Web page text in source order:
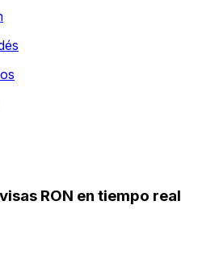
RON en tiempo real